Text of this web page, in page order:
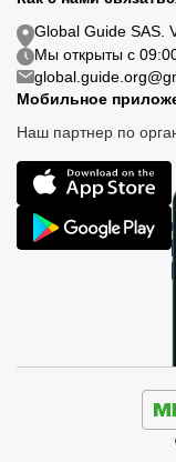
Global Guide SAS.
Мы открыты с
Мобильное
Наш партнер по